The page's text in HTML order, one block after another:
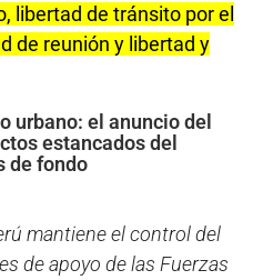
libertad de tránsito por el
de reunión y libertad y
urbano: el anuncio del
estancados del
de fondo
mantiene el control del
de apoyo de las Fuerzas